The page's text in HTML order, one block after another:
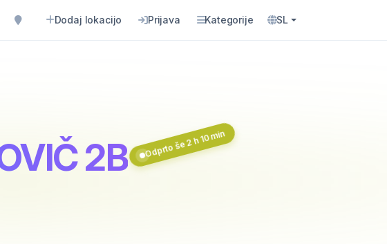
Dodaj lokacijo Prijava Kategorije SL
2B Odprto še 2 h 10 min